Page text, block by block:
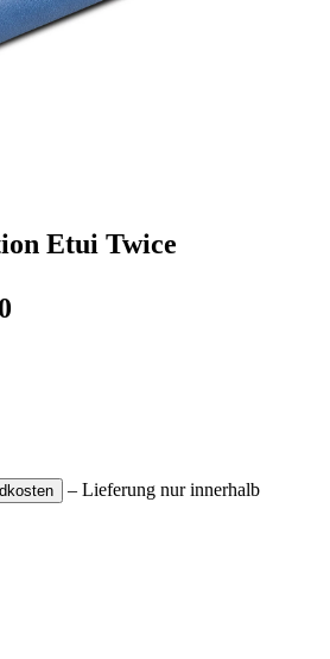
Etui Twice
– Lieferung nur innerhalb